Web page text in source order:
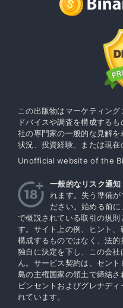
この出版物はマーケティン
ドバイスや調査を構成する
社の専門家の一般的な見解
状況、投資経験、または現在
Unofficial website of the
一般的なリスク通知
れます。失う準備が
ださい。始める前
で概説されている取引の規
す。サイト上の例、ヒント
構成するものではなく、法
独自に決定を下し、この会
ん。サービス契約は、セン
島の主権国家の領土で締結
ビンセントおよびグレナデ
れています。